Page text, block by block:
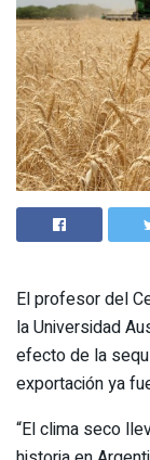
El profesor del
la Universidad
efecto de la
exportación ya
“El clima seco